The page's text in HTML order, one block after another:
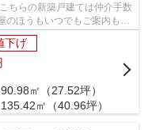
ちらの新築戸建ては仲介手数
のほうもいつでもご案内もさ
下げ
㎡（27.52坪）
㎡（40.96坪）